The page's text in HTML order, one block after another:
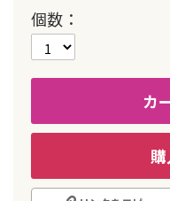
個数
カ
動
す